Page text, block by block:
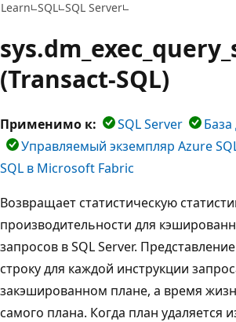
Learn SQL SQL Server
(Transact-SQL)
Применимо к: SQL Server
Управляемый экземпляр Azure
SQL в Microsoft Fabric
Возвращает статистическую
производительности для
запросов в SQL Server.
строку для каждой инструкции
закэшированном плане, а время
самого плана. Когда план удаляется